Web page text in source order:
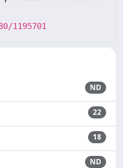
1195701
ND
22
18
ND